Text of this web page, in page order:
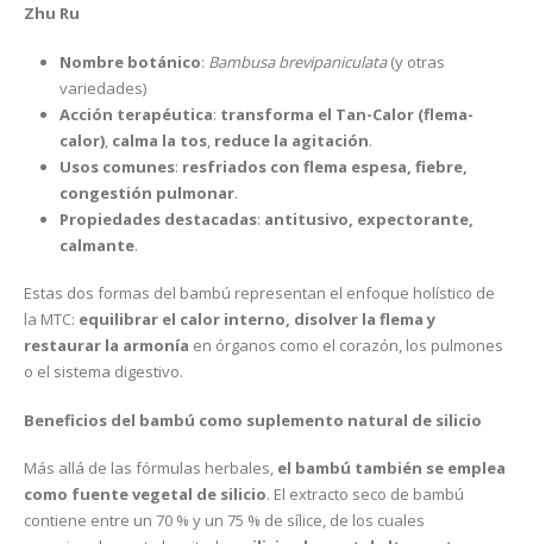
Zhu Ru
Nombre botánico: Bambusa brevipaniculata(y otras
variedades)
Acción terapéutica: transforma el Tan-Calor (flema-
calor), calma la tos, reduce la agitación.
Usos comunes: resfriados con flema espesa, fiebre,
congestión pulmonar.
Propiedades destacadas: antitusivo, expectorante,
calmante.
Estas dos formas del bambú representan el enfoque holístico de
la MTC: equilibrar el calor interno, disolver la flema y
restaurar la armonía en órganos como el corazón, los pulmones
o el sistema digestivo.
Beneficios del bambú como suplemento natural de silicio
Más allá de las fórmulas herbales, el bambú también se emplea
como fuente vegetal de silicio. El extracto seco de bambú
contiene entre un 70 % y un 75 % de sílice, de los cuales